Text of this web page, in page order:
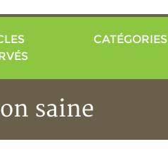
CATÉGORIES
saine